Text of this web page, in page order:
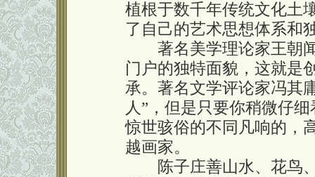
植根于数千年传统文化土
了自己的艺术思想体系和
著名美学理论家王朝闻
门户的独特面貌，这就是
承。著名文学评论家冯其
人”，但是只要你稍微仔
惊世骇俗的不同凡响的，
越画家。
陈子庄善山水、花鸟、